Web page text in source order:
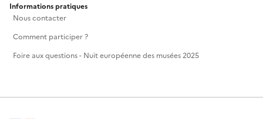
Informations pratiques
Nous contacter
Comment participer ?
Foire aux questions - Nuit européenne des musées 2025